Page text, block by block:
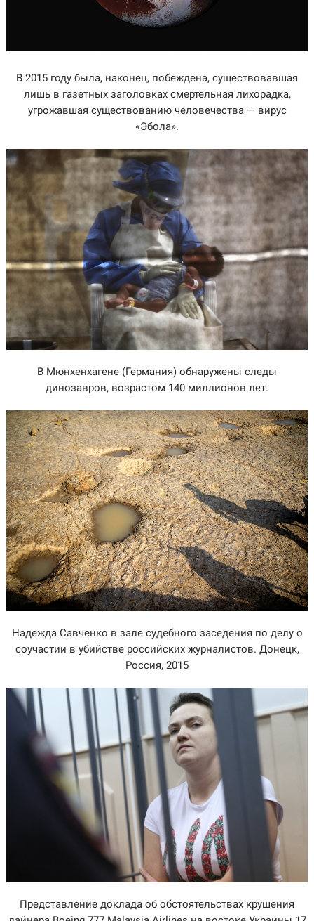
В 2015 году была, наконец, побеждена, существовавшая
лишь в газетных заголовках смертельная лихорадка,
угрожавшая существованию человечества — вирус
«Эбола».
В Мюнхенхагене (Германия) обнаружены следы
динозавров, возрастом 140 миллионов лет.
Надежда Савченко в зале судебного заседения по делу о
соучастии в убийстве российских журналистов. Донецк,
Россия, 2015
Представление доклада об обстоятельствах крушения